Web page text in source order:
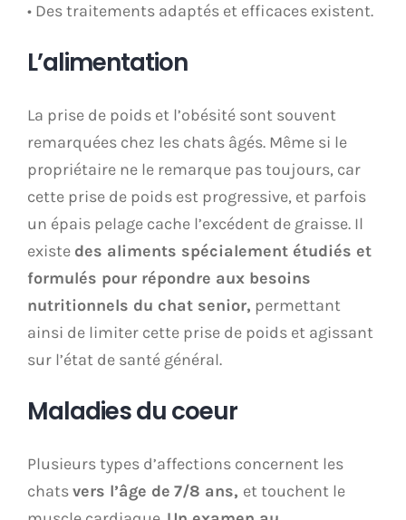
• Des traitements adaptés et efficaces existent.
L’alimentation
La prise de poids et l’obésité sont souvent
remarquées chez les chats âgés. Même si le
propriétaire ne le remarque pas toujours, car
cette prise de poids est progressive, et parfois
un épais pelage cache l’excédent de graisse. Il
existe des aliments spécialement étudiés et
formulés pour répondre aux besoins
nutritionnels du chat senior, permettant
ainsi de limiter cette prise de poids et agissant
sur l’état de santé général.
Maladies du coeur
Plusieurs types d’affections concernent les
chatsvers l’âge de 7/8 ans, et touchent le